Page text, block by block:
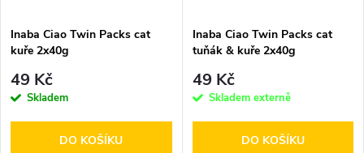
Inaba Ciao Twin Packs cat
kuře 2x40g
49 Kč
Skladem
DO KOŠÍKU
Inaba Ciao Twin Packs cat
tuňák & kuře 2x40g
49 Kč
Skladem externě
DO KOŠÍKU